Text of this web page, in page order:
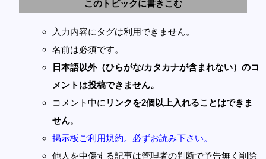
このトピックに書きこむ
入力内容にタグは利用できません。
名前は必須です。
日本語以外（ひらがな/カタカナが含まれない）のコ
メントは投稿できません。
コメント中に リンクを2個以上入れることはできま
せん。
掲示板ご利用規約。必ずお読み下さい。
他人を中傷する記事は管理者の判断で予告無く削除